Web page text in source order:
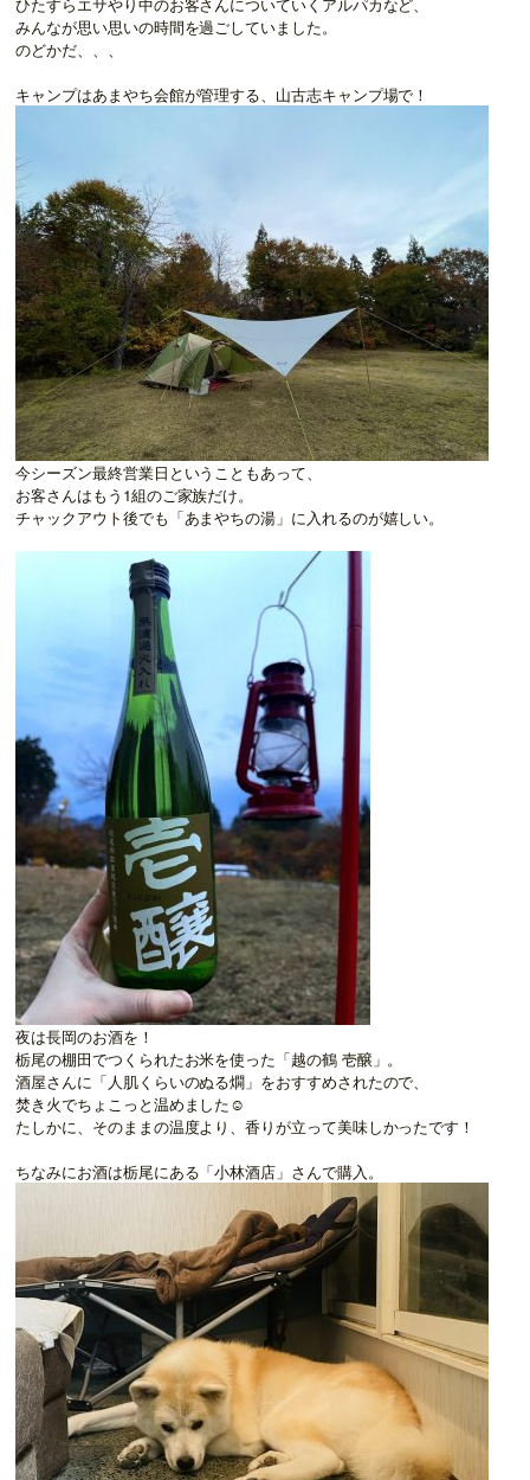
みんなが思い思いの時間を過ごしていました。
のどかだ、、、
キャンプはあまやち会館が管理する、山古志キャンプ場で！
今シーズン最終営業日ということもあって、
お客さんはもう1組のご家族だけ。
チャックアウト後でも「あまやちの湯」に入れるのが嬉しい。
夜は長岡のお酒を！
栃尾の棚田でつくられたお米を使った「越の鶴 壱醸」。
酒屋さんに「人肌くらいのぬる燗」をおすすめされたので、
焚き火でちょこっと温めました☺️
たしかに、そのままの温度より、香りが立って美味しかったです！
ちなみにお酒は栃尾にある「小林酒店」さんで購入。